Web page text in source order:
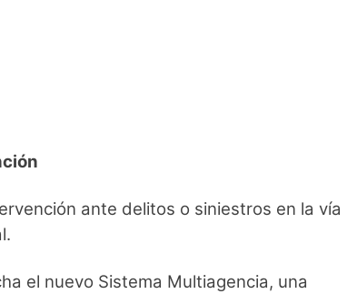
ante delitos o siniestros en la vía
el nuevo Sistema Multiagencia, una